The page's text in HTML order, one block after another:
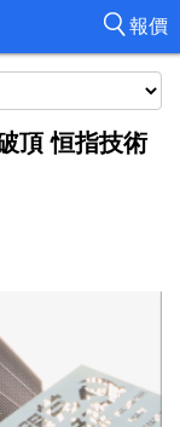
報價
頂 恒指技術